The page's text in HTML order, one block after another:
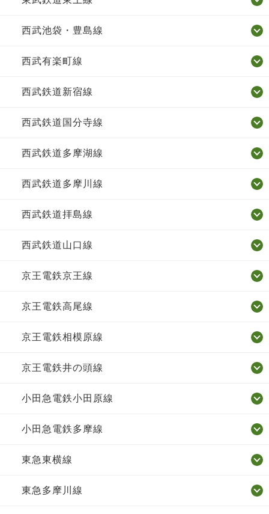
西武池袋・豊島線
西武有楽町線
西武鉄道新宿線
西武鉄道国分寺線
西武鉄道多摩湖線
西武鉄道多摩川線
西武鉄道拝島線
西武鉄道山口線
京王電鉄京王線
京王電鉄高尾線
京王電鉄相模原線
京王電鉄井の頭線
小田急電鉄小田原線
小田急電鉄多摩線
東急東横線
東急多摩川線